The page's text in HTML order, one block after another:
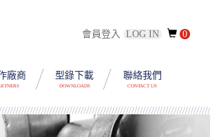
會員登入 LOG IN 0
廠商 型錄下載
DOWNLOADS
聯絡我們
CONTACT US